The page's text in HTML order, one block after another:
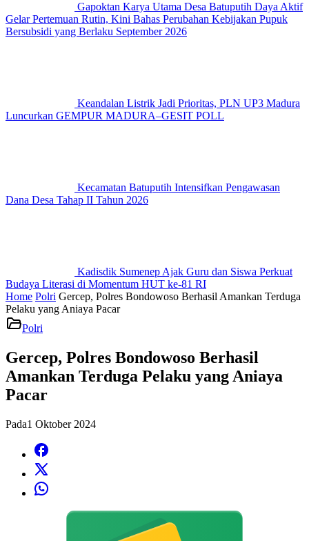
Gapoktan Karya Utama Desa Batuputih Daya Aktif
Gelar Pertemuan Rutin, Kini Bahas Perubahan Kebijakan Pupuk
Bersubsidi yang Berlaku September 2026
Keandalan Listrik Jadi Prioritas, PLN UP3 Madura
Luncurkan GEMPUR MADURA–GESIT POLL
Kecamatan Batuputih Intensifkan Pengawasan
Dana Desa Tahap II Tahun 2026
Kadisdik Sumenep Ajak Guru dan Siswa Perkuat
Budaya Literasi di Momentum HUT ke-81 RI
Home Polri Gercep, Polres Bondowoso Berhasil Amankan Terduga
Pelaku yang Aniaya Pacar
Polri
Gercep, Polres Bondowoso Berhasil
Amankan Terduga Pelaku yang Aniaya
Pacar
Pada1 Oktober 2024